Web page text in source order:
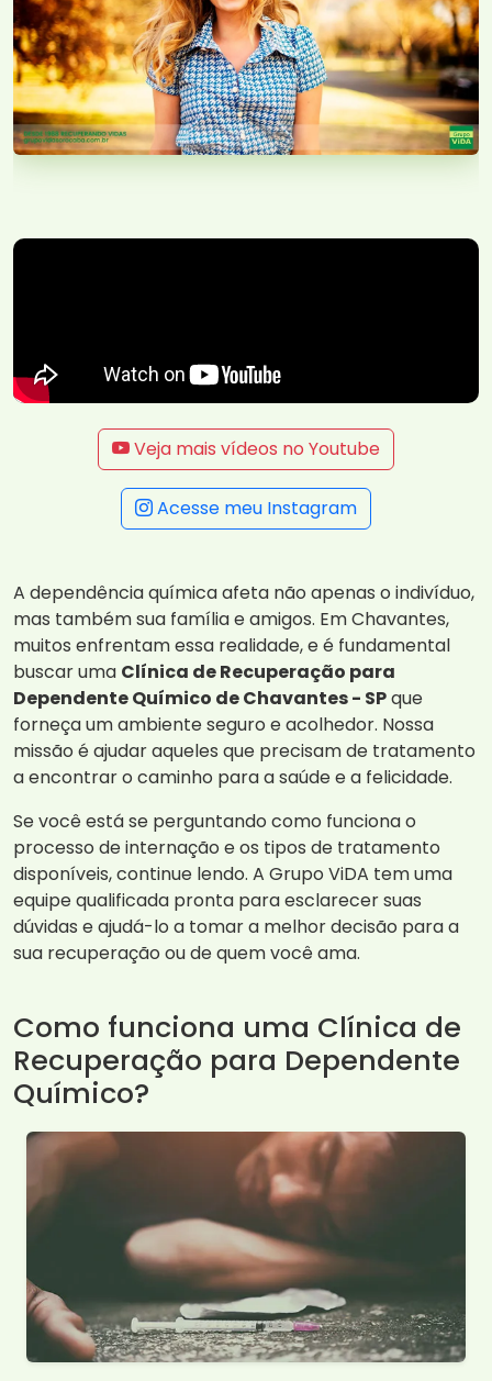
Veja mais vídeos no Youtube
Acesse meu Instagram
A dependência química afeta não apenas o indivíduo,
mas também sua família e amigos. Em Chavantes,
muitos enfrentam essa realidade, e é fundamental
buscar uma Clínica de Recuperação para
Dependente Químico de Chavantes - SPque
forneça um ambiente seguro e acolhedor. Nossa
missão é ajudar aqueles que precisam de tratamento
a encontrar o caminho para a saúde e a felicidade.
Se você está se perguntando como funciona o
processo de internação e os tipos de tratamento
disponíveis, continue lendo. A Grupo ViDA tem uma
equipe qualificada pronta para esclarecer suas
dúvidas e ajudá-lo a tomar a melhor decisão para a
sua recuperação ou de quem você ama.
Como funciona uma Clínica de
Recuperação para Dependente
Químico?